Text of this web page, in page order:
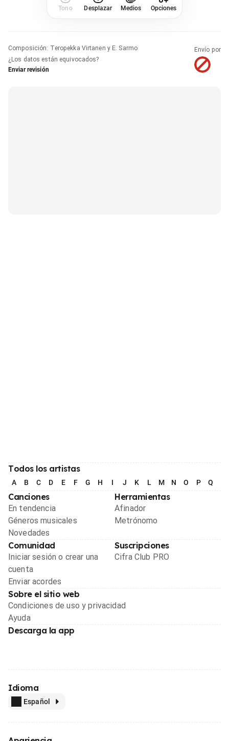
Tono Desplazar Medios Opciones
Composición: Teropekka Virtanen y E. Sarmo
¿Los datos están equivocados?
Enviar revisión
Envío por
Todos los artistas
A B C D E F G H I J K L M N O P Q
Canciones
En tendencia
Géneros musicales
Novedades
Herramientas
Afinador
Metrónomo
Comunidad
Iniciar sesión o crear una
cuenta
Enviar acordes
Suscripciones
Cifra Club PRO
Sobre el sitio web
Condiciones de uso y privacidad
Ayuda
Descarga la app
Idioma
Español